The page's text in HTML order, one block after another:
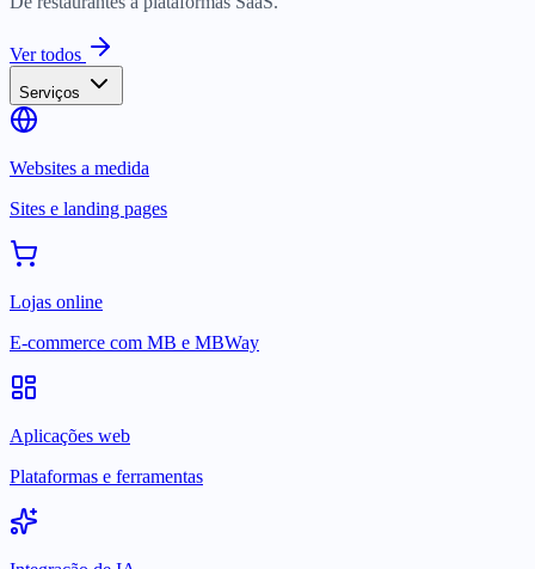
Ver todos
Serviços
Websites a medida
Sites e landing pages
Lojas online
E-commerce com MB e MBWay
Aplicações web
Plataformas e ferramentas